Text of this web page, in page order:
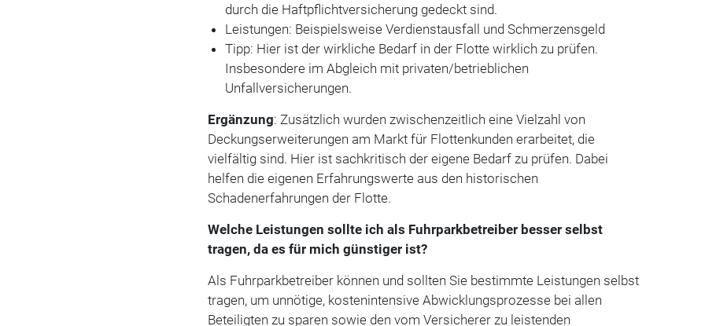
durch die Haftpflichtversicherung gedeckt sind.
Leistungen: Beispielsweise Verdienstausfall und Schmerzensgeld
Tipp: Hier ist der wirkliche Bedarf in der Flotte wirklich zu prüfen.
Insbesondere im Abgleich mit privaten/betrieblichen
Unfallversicherungen.
Ergänzung: Zusätzlich wurden zwischenzeitlich eine Vielzahl von
Deckungserweiterungen am Markt für Flottenkunden erarbeitet, die
vielfältig sind. Hier ist sachkritisch der eigene Bedarf zu prüfen. Dabei
helfen die eigenen Erfahrungswerte aus den historischen
Schadenerfahrungen der Flotte.
Welche Leistungen sollte ich als Fuhrparkbetreiber besser selbst
tragen, da es für mich günstiger ist?
Als Fuhrparkbetreiber können und sollten Sie bestimmte Leistungen selbst
tragen, um unnötige, kostenintensive Abwicklungsprozesse bei allen
Beteiligten zu sparen sowie den vom Versicherer zu leistenden